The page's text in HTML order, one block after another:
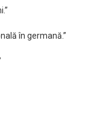
în germană.”